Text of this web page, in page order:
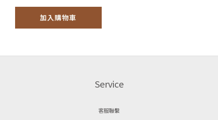
加入購物車
Service
客服聯繫